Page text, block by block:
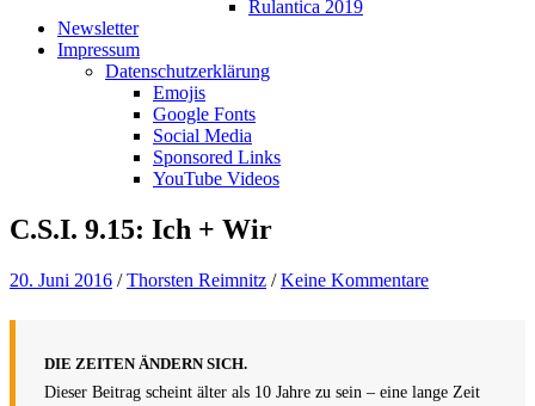
Rulantica 2019
Newsletter
Impressum
Datenschutzerklärung
Emojis
Google Fonts
Social Media
Sponsored Links
YouTube Videos
C.S.I. 9.15: Ich + Wir
20. Juni 2016 /Thorsten Reimnitz /Keine Kommentare
DIE ZEITEN ÄNDERN SICH.
Dieser Beitrag scheint älter als 10 Jahre zu sein – eine lange Zeit